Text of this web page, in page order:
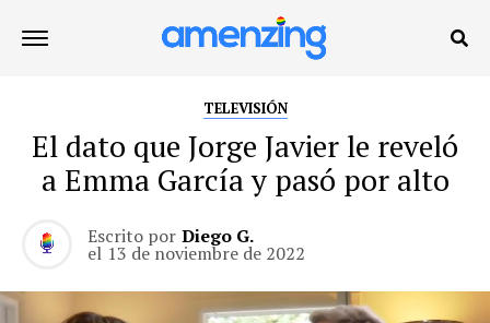
TELEVISIÓN
El dato que Jorge Javier le reveló
a Emma García y pasó por alto
Escrito por Diego G.
el 13 de noviembre de 2022